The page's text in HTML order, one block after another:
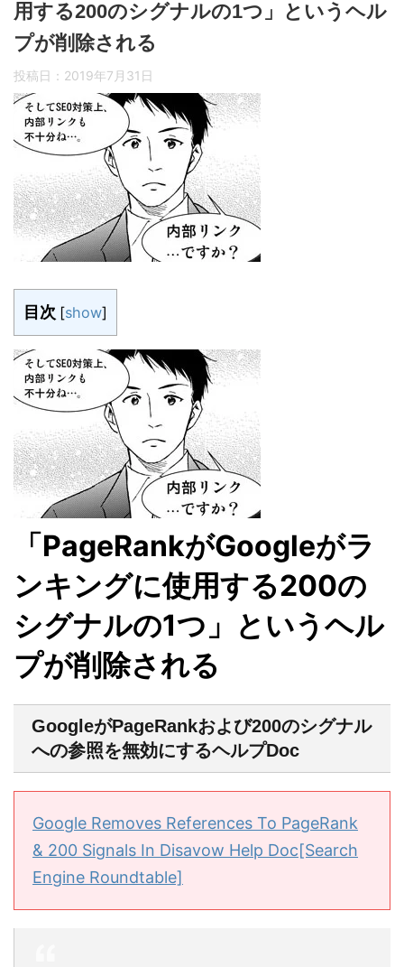
用する200のシグナルの1つ」というヘル
プが削除される
投稿日： 2019年7月31日
目次 [show]
「PageRankがGoogleがラ
ンキングに使用する200の
シグナルの1つ」というヘル
プが削除される
GoogleがPageRankおよび200のシグナル
への参照を無効にするヘルプDoc
Google Removes References To PageRank
& 200 Signals In Disavow Help Doc[Search
Engine Roundtable]